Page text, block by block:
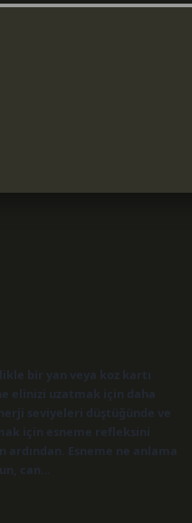
bir yan veya koz kartı
elinizi uzatmak için daha
seviyeleri düştüğünde ve
için esneme refleksini
ardından. Esneme ne anlama
can…